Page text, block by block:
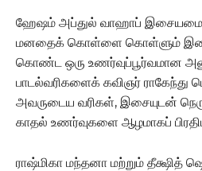
ஹேஷம் அப்துல் வாஹாப்
மனதைக் கொள்ளை கொள்ளும்
கொண்ட ஒரு உணர்வுப்பூர்வமான
பாடல்வரிகளைக் கவிஞர் ராகேந்து
அவருடைய வரிகள், இசையுடன்
காதல் உணர்வுகளை ஆழமாகப்
ராஷ்மிகா மந்தனா மற்றும் தீக்ஷித்